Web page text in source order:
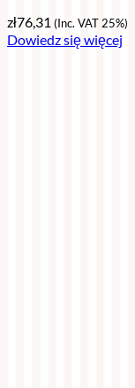
zł76,31 (Inc. VAT 25%)
Dowiedz się więcej